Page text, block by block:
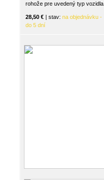
rohože pre uvedený typ vozidla.
28,50 € | stav: na objednávku -
do 5 dní